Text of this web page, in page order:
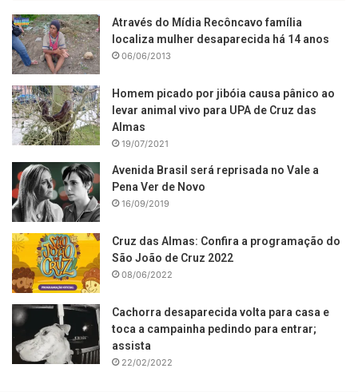
Através do Mídia Recôncavo família
localiza mulher desaparecida há 14 anos
06/06/2013
Homem picado por jibóia causa pânico ao
levar animal vivo para UPA de Cruz das
Almas
19/07/2021
Avenida Brasil será reprisada no Vale a
Pena Ver de Novo
16/09/2019
Cruz das Almas: Confira a programação do
São João de Cruz 2022
08/06/2022
Cachorra desaparecida volta para casa e
toca a campainha pedindo para entrar;
assista
22/02/2022